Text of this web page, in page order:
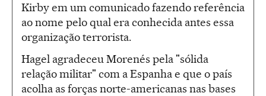
Kirby em um comunicado fazendo referência
ao nome pelo qual era conhecida antes essa
organização terrorista.
Hagel agradeceu Morenés pela "sólida
relação militar" com a Espanha e que o país
acolha as forças norte-americanas nas bases